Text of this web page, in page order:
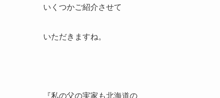
いくつかご紹介させて
いただきますね。
『私の父の実家も北海道の